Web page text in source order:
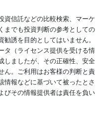
資信託などの比較検索、マーケ
までも投資判断の参考としての
誘を目的としてはいません。
タ（ライセンス提供を受ける情
しましたが、その正確性、安全
ん。ご利用はお客様の判断と責
情報などに基づいて被ったとさ
びその情報提供者は責任を負い